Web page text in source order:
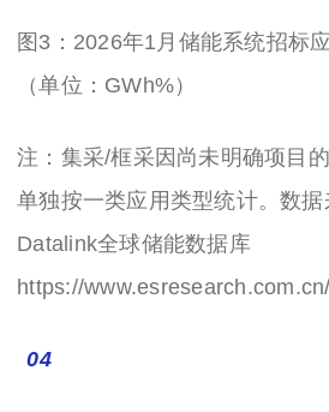
图3： 2026年1月储能系统招标
（单位：GWh%）
注：集采/框采因尚未明确项目
单独按一类应用类型统计。数
Datalink全球储能数据库
https://www.esresearch.com.cn/
04